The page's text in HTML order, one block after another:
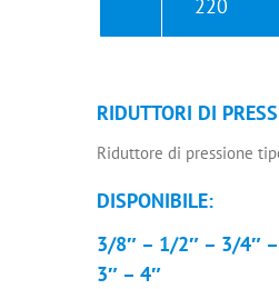
220
RIDUTTORI DI
Riduttore di pressione
DISPONIBILE:
3/8″ – 1/2″ – 3/4″
3″ – 4″